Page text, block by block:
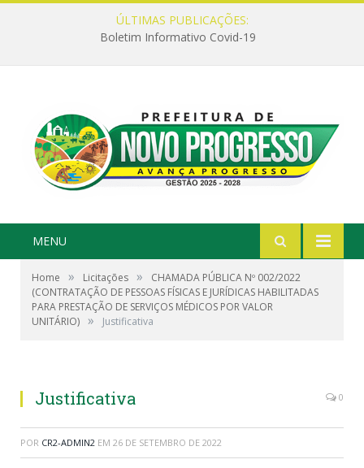
ÚLTIMAS PUBLICAÇÕES:
Boletim Informativo Covid-19
MENU
Home » Licitações »
CHAMADA PÚBLICA Nº 002/2022
(CONTRATAÇÃO DE PESSOAS FÍSICAS E JURÍDICAS HABILITADAS
PARA PRESTAÇÃO DE SERVIÇOS MÉDICOS POR VALOR
UNITÁRIO) » Justificativa
Justificativa 0
POR CR2-ADMIN2 EM 26 DE SETEMBRO DE 2022